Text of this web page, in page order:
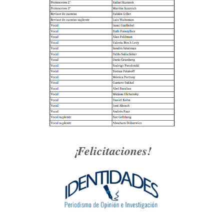
¡Felicitaciones!